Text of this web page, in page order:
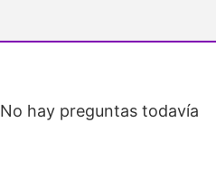
No hay preguntas todavía